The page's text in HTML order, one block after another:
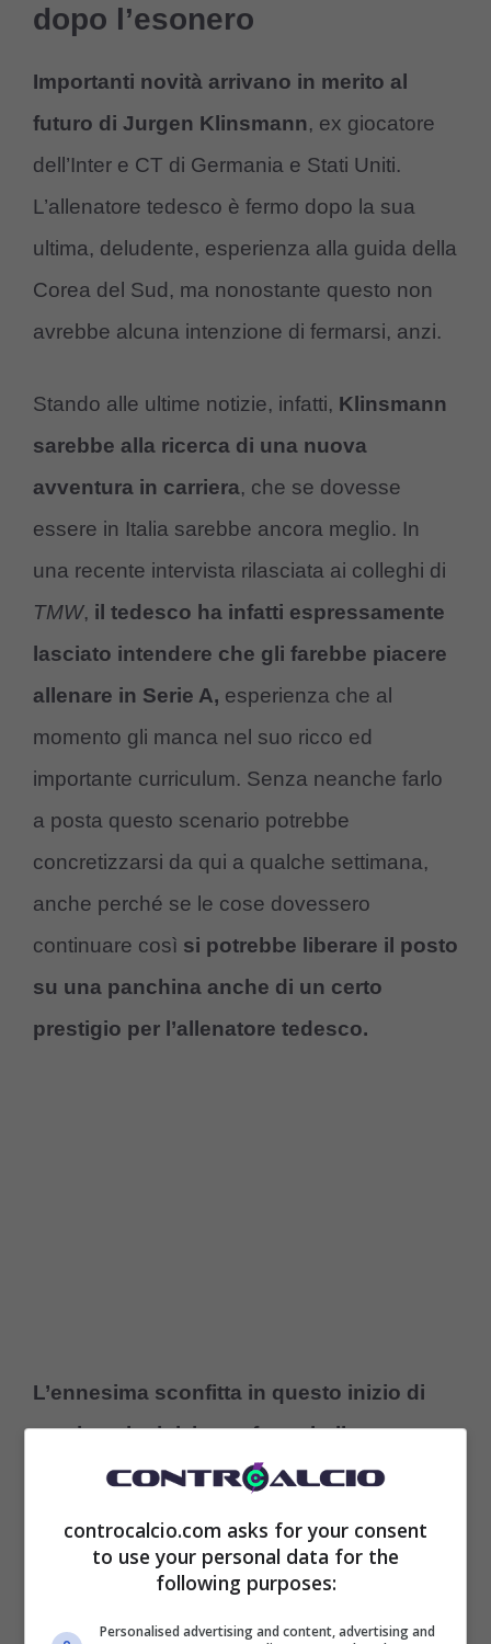
dopo l’esonero
Importanti novità arrivano in merito al
futuro di Jurgen Klinsmann, ex giocatore
dell’Inter e CT di Germania e Stati Uniti.
L’allenatore tedesco è fermo dopo la sua
ultima, deludente, esperienza alla guida della
Corea del Sud, ma nonostante questo non
avrebbe alcuna intenzione di fermarsi, anzi.
Stando alle ultime notizie, infatti, Klinsmann
sarebbe alla ricerca di una nuova
avventura in carriera, che se dovesse
essere in Italia sarebbe ancora meglio. In
una recente intervista rilasciata ai colleghi di
TMW, il tedesco ha infatti espressamente
lasciato intendere che gli farebbe piacere
allenare in Serie A, esperienza che al
momento gli manca nel suo ricco ed
importante curriculum. Senza neanche farlo
a posta questo scenario potrebbe
concretizzarsi da qui a qualche settimana,
anche perché se le cose dovessero
continuare così si potrebbe liberare il posto
su una panchina anche di un certo
prestigio per l’allenatore tedesco.
L’ennesima sconfitta in questo inizio di
stagione ha iniziato a far traballare
seriamente la posizione di Alberto
, che nel post partita di
Juventussi è assunto tutte le responsabilità
del caso. Questo potrebbe non bastare,
controcalcio.com asks for your consent
to use your personal data for the
following purposes:
Personalised advertising and content, advertising and